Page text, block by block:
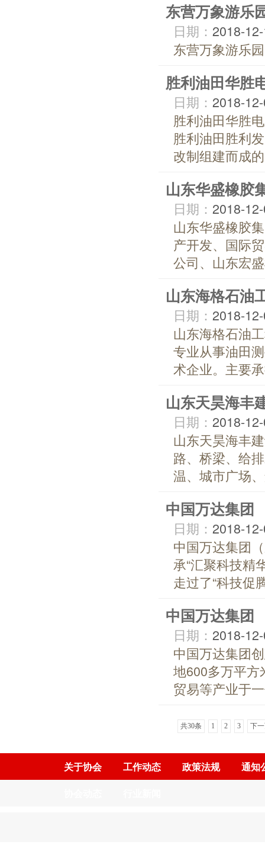
东营万象游乐
日期： 2018-
东营万象游乐
胜利油田华胜
日期： 2018-
胜利油田华胜
胜利油田胜利
改制组建而成
山东华盛橡胶
日期： 2018-
山东华盛橡胶
产开发、国际
公司、山东宏
山东海格石油
日期： 2018-
山东海格石油
专业从事油田
术企业。主要
山东天昊海丰
日期： 2018-
山东天昊海丰
路、桥梁、给
温、城市广场
中国万达集团
日期： 2018-
中国万达集团
承“汇聚科技精
走过了“科技促
中国万达集团
日期： 2018-
中国万达集团
地600多万平
贸易等产业于
共30条 1 2 3 下
关于协会 工作动态 政策法规
通知